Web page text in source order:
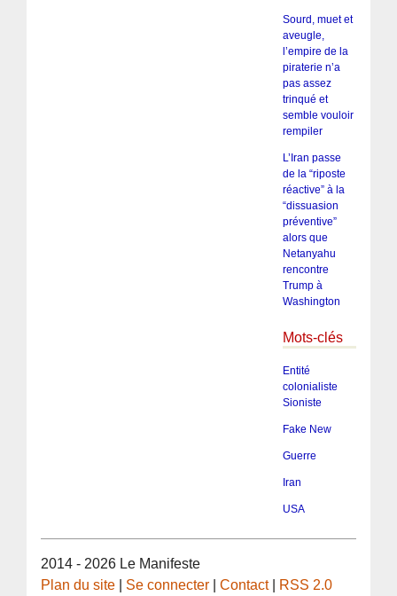
Sourd, muet et
aveugle,
l’empire de la
piraterie n’a
pas assez
trinqué et
semble vouloir
rempiler
L’Iran passe
de la “riposte
réactive” à la
“dissuasion
préventive”
alors que
Netanyahu
rencontre
Trump à
Washington
Mots-clés
Entité
colonialiste
Sioniste
Fake New
Guerre
Iran
USA
2014 - 2026 Le Manifeste
Plan du site
Se connecter |Contact| RSS 2.0